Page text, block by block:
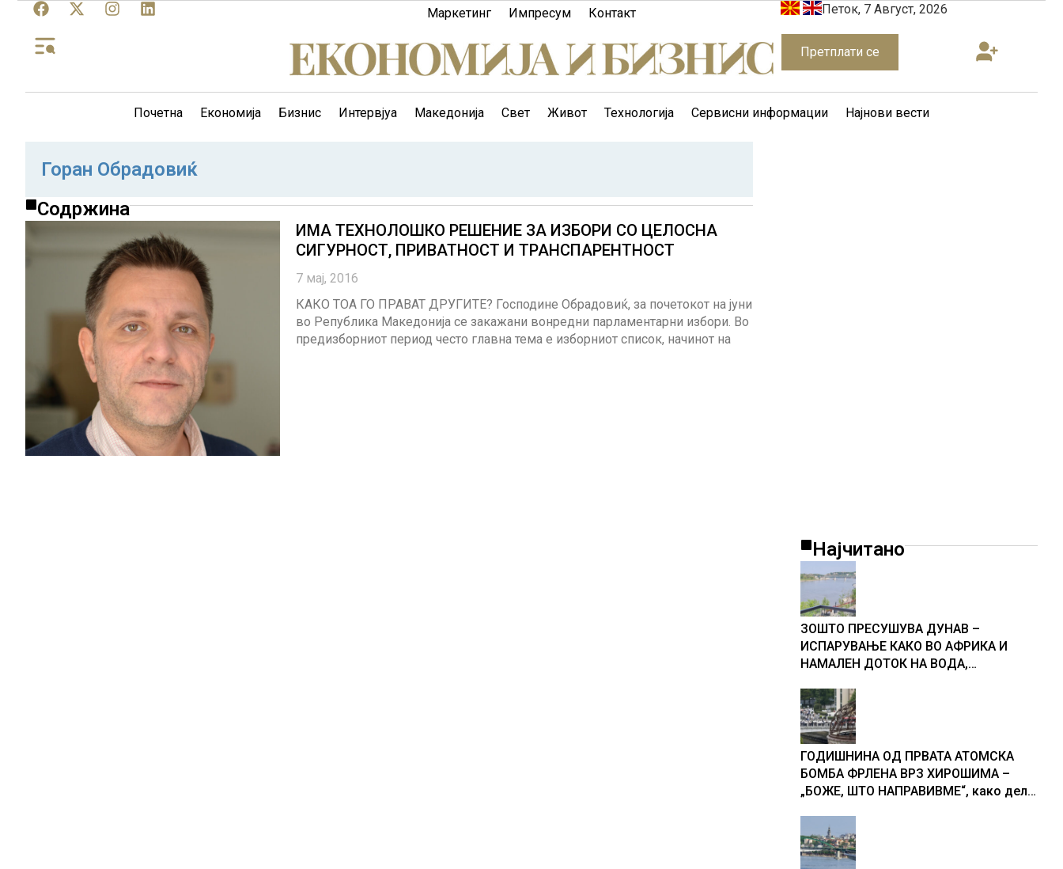
Маркетинг Импресум Контакт Петок, 7 Август, 2026
Претплати се
Почетна Економија Бизнис Интервјуа Македонија Свет Живот Технологија Сервисни информации Најнови вести
Горан Обрадовиќ
Содржина
ИМА ТЕХНОЛОШКО РЕШЕНИЕ ЗА ИЗБОРИ СО ЦЕЛОСНА
СИГУРНОСТ, ПРИВАТНОСТ И ТРАНСПАРЕНТНОСТ
7 мај, 2016
КАКО ТОА ГО ПРАВАТ ДРУГИТЕ? Господине Обрадовиќ, за почетокот на јуни
во Република Македонија се закажани вонредни парламентарни избори. Во
предизборниот период често главна тема е изборниот список, начинот на
Најчитано
ЗОШТО ПРЕСУШУВА ДУНАВ –
ИСПАРУВАЊЕ КАКО ВО АФРИКА И
НАМАЛЕН ДОТОК НА ВОДА,
Србија
ГОДИШНИНА ОД ПРВАТА АТОМСКА
БОМБА ФРЛЕНА ВРЗ ХИРОШИМА –
„БОЖЕ, ШТО НАПРАВИВМЕ“, како дел
учесниците во бомбардирањето го
доживуваа овој настан што го
промени текот на историјата